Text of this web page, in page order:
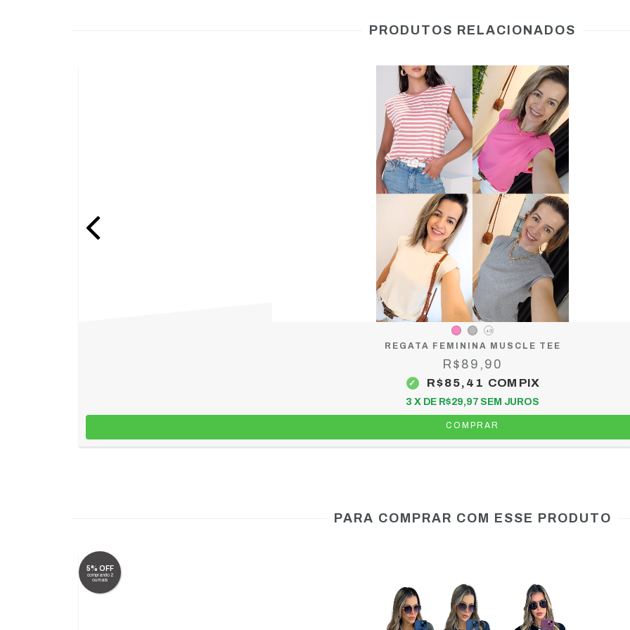
PRODUTOS RELACIONADOS
+3
REGATA FEMININA MUSCLE TEE
R$89,90
R$85,41 COM PIX
3 X DE R$29,97 SEM JUROS
COMPRAR
PARA COMPRAR COM ESSE PRODUTO
5% OFF
comprando 2
ou mais